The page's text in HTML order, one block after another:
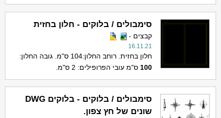
סימבולים / בלוקים - חלון בחזית
קבצים -
16.11.21
חלון בחזית. רוחב החלון:104 ס"מ. גובה החלון:
100 ס"מ עובי הפרופילים: 2 ס"מ.
סימבולים / בלוקים - בלוקים DWG
שונים של חץ צפון.